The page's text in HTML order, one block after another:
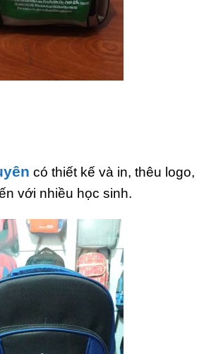
có thiết kế và in, thêu logo,
với nhiều học sinh.